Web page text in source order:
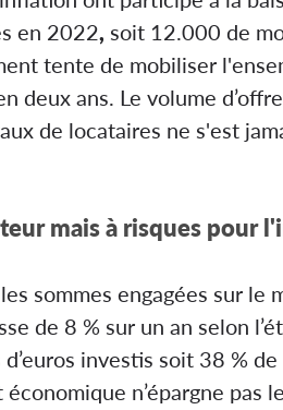
en 2022, soit 12.000 de
tente de mobiliser
deux ans. Le volume
de locataires ne s'est
mais à risques pour
sommes engagées sur
de 8 % sur un an selon
investis soit 38 %
n’épargne pas